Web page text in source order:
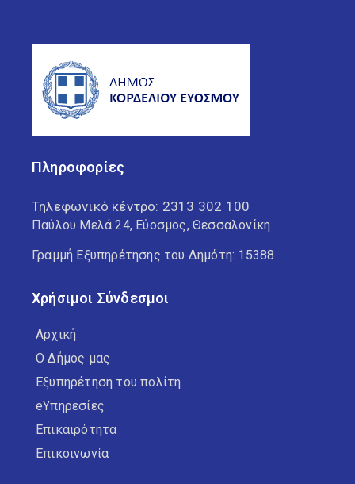
Πληροφορίες
Τηλεφωνικό κέντρο: 2313 302 100
Παύλου Μελά 24, Εύοσμος, Θεσσαλονίκη
Γραμμή Εξυπηρέτησης του Δημότη: 15388
Χρήσιμοι Σύνδεσμοι
Αρχική
Ο Δήμος μας
Εξυπηρέτηση του πολίτη
eΥπηρεσίες
Επικαιρότητα
Επικοινωνία